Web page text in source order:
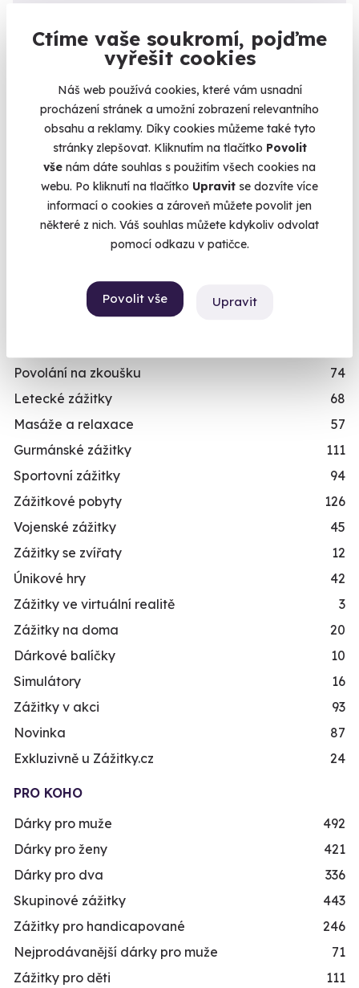
Ctíme vaše soukromí, pojďme
vyřešit cookies
Náš web používá cookies, které vám usnadní
procházení stránek a umožní zobrazení relevantního
obsahu a reklamy. Díky cookies můžeme také tyto
stránky zlepšovat. Kliknutím na tlačítko Povolit
vše nám dáte souhlas s použitím všech cookies na
webu. Po kliknutí na tlačítko Upravit se dozvíte více
informací o cookies a zároveň můžete povolit jen
některé z nich. Váš souhlas můžete kdykoliv odvolat
pomocí odkazu v patičce.
Povolit vše Upravit
účastník zážitku,57 let (14. 03. 2026)
Míša Landová je velmi příjemná a milá.
Zobrazit 15 dalších
2 3 »
KATEGORIE
Povolání na zkoušku
74
Letecké zážitky
68
Masáže a relaxace
57
Gurmánské zážitky
111
Sportovní zážitky
94
Zážitkové pobyty
126
Vojenské zážitky
45
Zážitky se zvířaty
12
Únikové hry
42
Zážitky ve virtuální realitě
3
Zážitky na doma
20
Dárkové balíčky
10
Simulátory
16
Zážitky v akci
93
Novinka
87
Exkluzivně u Zážitky.cz
24
PRO KOHO
Dárky pro muže
492
Dárky pro ženy
421
Dárky pro dva
336
Skupinové zážitky
443
Zážitky pro handicapované
246
Nejprodávanější dárky pro muže
71
Zážitky pro děti
111